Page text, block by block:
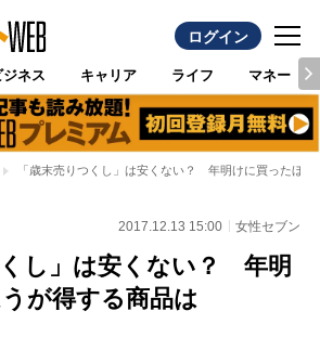
ログイン
ジネス キャリア ライフ マネー
「歳末売りつくし」は安くない？ 年明けに買ったほう
2017.12.13 15:00 女性セブン
くし」は安くない？ 年明
が得する商品は